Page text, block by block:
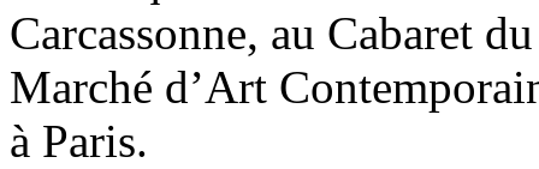
Carcassonne, au Cabaret
Marché d’Art
à Paris.